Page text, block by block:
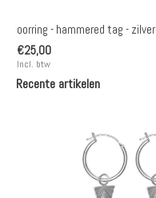
oorring - hammered tag - zilver
€25,00
Incl. btw
Recente artikelen